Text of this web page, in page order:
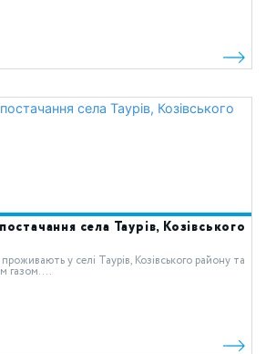
села Таурів, Козівського
у селі Таурів, Козівського району та
газом. ...